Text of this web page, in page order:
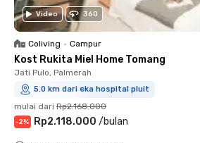
Video 360
Coliving • Campur
Kost Rukita Miel Home Tomang
Jati Pulo, Palmerah
5.0 km dari eka hospital pluit
mulai dari Rp2.168.000
-2% Rp2.118.000 /bulan